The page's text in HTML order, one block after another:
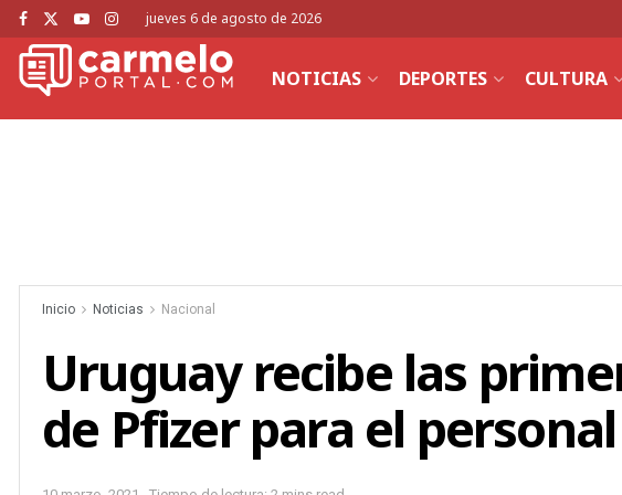
jueves 6 de agosto de 2026
NOTICIAS DEPORTES CULTURA
Inicio Noticias Nacional
Uruguay recibe las
de Pfizer para el